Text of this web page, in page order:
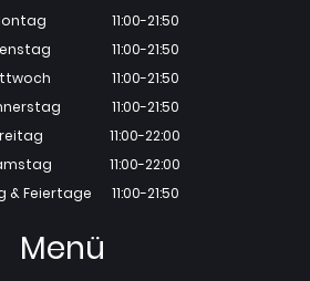
& Feiertage
11:00-21:50
11:00-21:50
11:00-21:50
11:00-21:50
11:00-22:00
11:00-22:00
11:00-21:50
Menü